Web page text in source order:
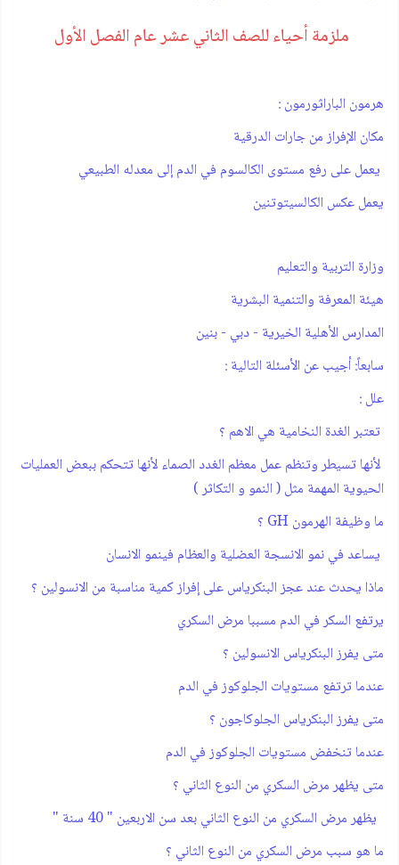
ملزمة أحياء للصف الثاني عشر عام الفصل الأول
هرمون الباراثورمون :
مكان الإفراز من جارات الدرقية
يعمل على رفع مستوى الكالسوم في الدم إلى معدله الطبيعي
يعمل عكس الكالسيتوتنين
وزارة التربية والتعليم
هيئة المعرفة والتنمية البشرية
المدارس الأهلية الخيرية - دبي - بنين
سابعاً: أجيب عن الأسئلة التالية :
علل :
تعتبر الغدة النخامية هي الاهم ؟
لأنها تسيطر وتنظم عمل معظم الغدد الصماء لأنها تتحكم ببعض العمليات
الحيوية المهمة مثل ( النمو و التكاثر )
ما وظيفة الهرمون GH ؟
يساعد في نمو الانسجة العضلية والعظام فينمو الانسان
ماذا يحدث عند عجز البنكرياس على إفراز كمية مناسبة من الانسولين ؟
يرتفع السكر في الدم مسببا مرض السكري
متى يفرز البنكرياس الانسولين ؟
عندما ترتفع مستويات الجلوكوز في الدم
متى يفرز البنكرياس الجلوكاجون ؟
عندما تنخفض مستويات الجلوكوز في الدم
متى يظهر مرض السكري من النوع الثاني ؟
يظهر مرض السكري من النوع الثاني بعد سن الاربعين " 40 سنة "
ما هو سبب مرض السكري من النوع الثاني ؟